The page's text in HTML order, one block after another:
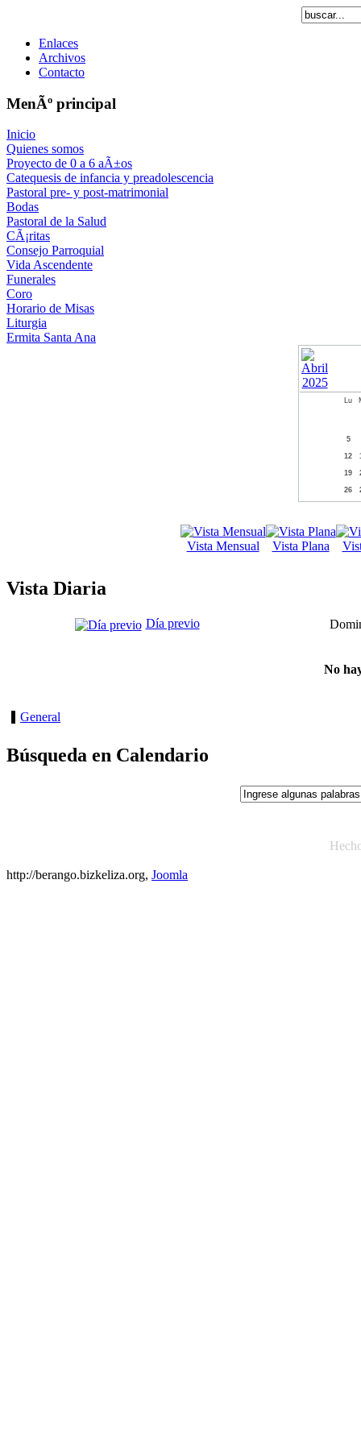
Enlaces
Archivos
Contacto
MenÃº principal
Inicio
Quienes somos
Proyecto de 0 a 6 aÃ±os
Catequesis de infancia y preadolescencia
Pastoral pre- y post-matrimonial
Bodas
Pastoral de la Salud
CÃ¡ritas
Consejo Parroquial
Vida Ascendente
Funerales
Coro
Horario de Misas
Liturgia
Ermita Santa Ana
Lu
5
12
19
26
Vista Mensual Vista Plana
Vista Diaria
Día previo
No
General
Búsqueda en Calendario
http://berango.bizkeliza.org, Joomla